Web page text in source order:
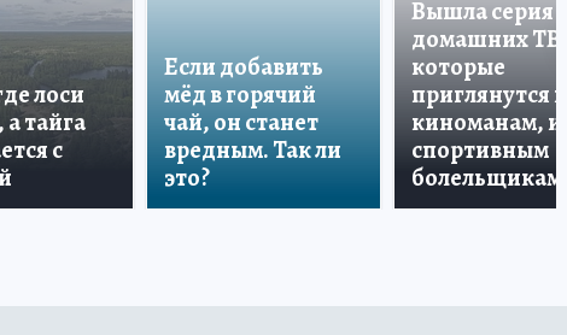
лоси
тайга
с
Если добавить
мёд в горячий
чай, он станет
вредным. Так ли
это?
Вышла серия
домашних ТВ,
которые
приглянутся и
киноманам, и
спортивным
болельщикам